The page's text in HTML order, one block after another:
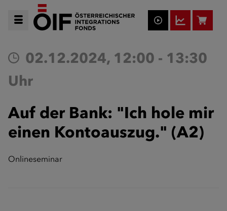
02.12.2024, 12:00 - 13:30
Uhr
Auf der Bank: "Ich hole mir
einen Kontoauszug." (A2)
Onlineseminar